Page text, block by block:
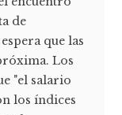
de
que las
Los
"el salario
los índices